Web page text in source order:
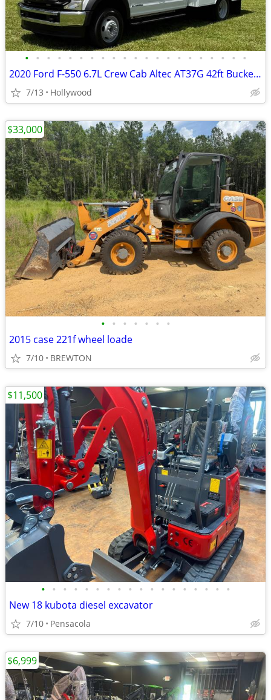
• • • • • • • • • • • • • • • • • • • • •
2020 Ford F-550 6.7L Crew Cab Altec AT37G 42ft Bucket Truck
7/13 Hollywood
• • • • • • •
2015 case 221f wheel loade
7/10 BREWTON
$33,000
• • • • • • • • • • • • • • • • • •
New 18 kubota diesel excavator
7/10 Pensacola
$11,500
$6,999